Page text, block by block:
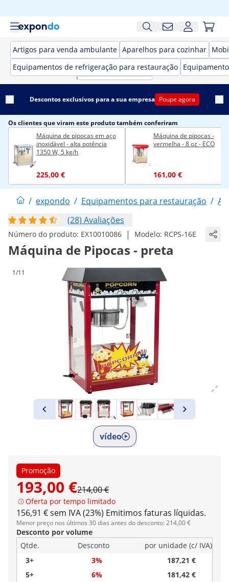
Artigos para venda ambulante Aparelhos para cozinhar
Equipamentos de refrigeração para restauração
Descontos exclusivos para a sua empresa Poupe agora
Os clientes que viram este produto também conferiram
Máquina de pipocas em aço
inoxidável - alta potência
1350 W, 5 kg/h
225,00 €
Máquina de pipocas -
vermelha - 8 oz - ECO
161,00 €
/ expondo / Equipamentos para restauração /
(28) Avaliações
Número do produto: EX10010086 | Modelo: RCPS-16E
Máquina de Pipocas - preta
1/11
vídeo
Promoção
193,00 €214,00 €
Oferta por tempo limitado
156,91 € sem IVA (23%) Emitimos faturas líquidas.
Menor preço nos últimos 30 dias antes do desconto: 214,00 €
Desconto por volume
Qtde.
Desconto
por unidade (c/ IVA)
3+
3%
187,21 €
5+
6%
181,42 €